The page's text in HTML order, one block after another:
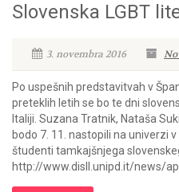
Slovenska LGBT
3. novembra 2016
Po uspešnih predstavitvah v
preteklih letih se bo te dni
Italiji. Suzana Tratnik, Nataša
bodo 7. 11. nastopili na univerzi
študenti tamkajšnjega
http://www.disll.unipd.it/news/